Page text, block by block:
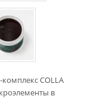
COLLA
в